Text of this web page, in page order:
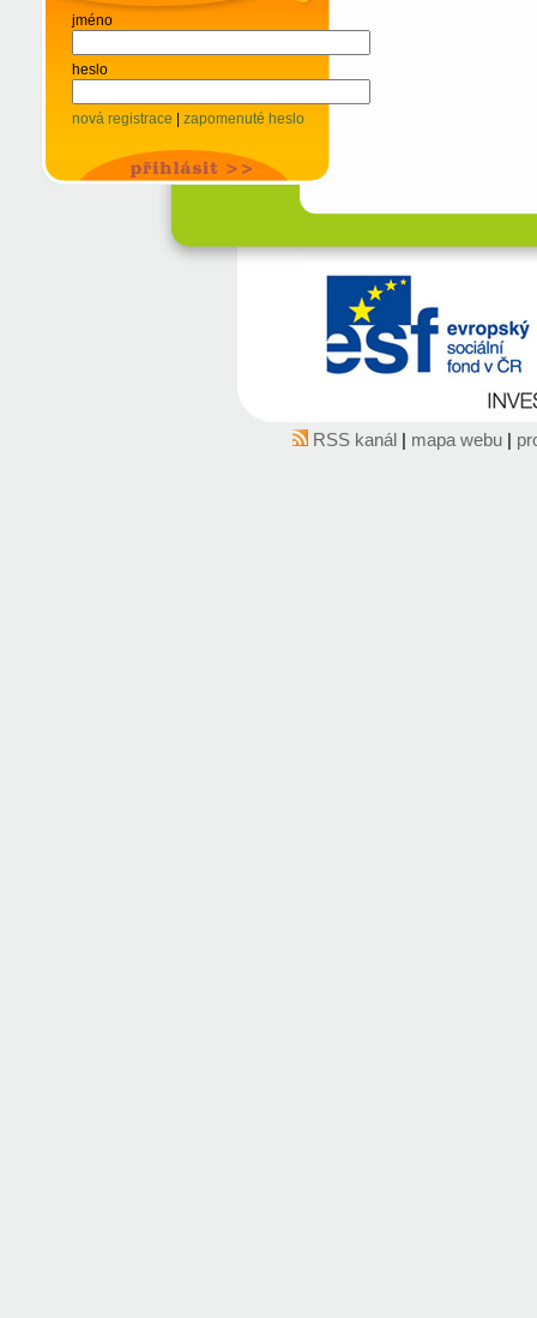
jméno
heslo
nová registrace zapomenuté heslo
RSS kanál | mapa webu |